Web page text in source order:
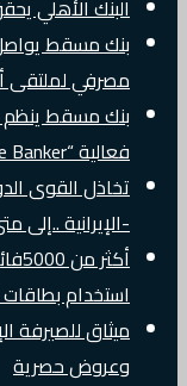
البنك الأهلي
بنك مسقط يواصل
مصرفي لملتقى
بنك مسقط ينظم
فعالية “Future Banker”
تخاذل القوى
-الإيرانية ..إلى
استخدام بطاقات Visa الائتمانية دوليًا
ميثاق للصيرفة
وعروض حصرية